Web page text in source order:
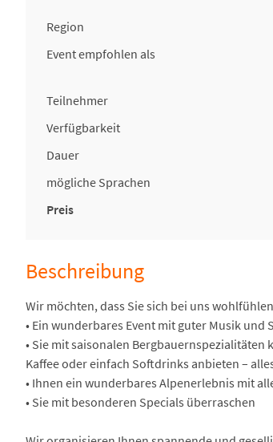
Region
Event empfohlen als
Teilnehmer
Verfügbarkeit
Dauer
mögliche Sprachen
Preis
Beschreibung
Wir möchten, dass Sie sich bei uns
• Ein wunderbares Event mit guter Musik
• Sie mit saisonalen Bergbauernspezialitäten
Kaffee oder einfach Softdrinks anbieten –
• Ihnen ein wunderbares Alpenerlebnis mit
• Sie mit besonderen Specials überraschen